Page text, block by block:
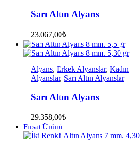
Sarı Altın Alyans
23.067,00₺
Alyans, Erkek Alyanslar, Kadın
Alyanslar, Sarı Altın Alyanslar
Sarı Altın Alyans
29.358,00₺
Fırsat Ürünü